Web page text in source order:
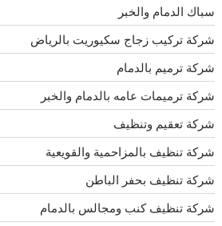
سباك الدمام والخبر
شركة تركيب زجاج سكيوريت بالرياض
شركة ترميم بالدمام
شركة ترميمات عامه بالدمام والخبر
شركة تعقيم وتنظيف
شركة تنظيف بالمزاحمية والقويعية
شركة تنظيف بحفر الباطن
شركة تنظيف كنب ومجالس بالدمام